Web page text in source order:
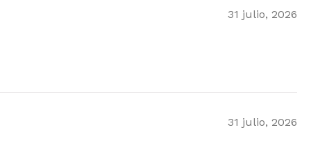
31 julio, 2026
31 julio, 2026